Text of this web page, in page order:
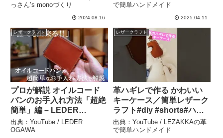
っさん’s monoづくり
っさん’s monoづくり
2024.08.16
メイド #shorts –
LEZAKKAの革で簡単ハン
で簡単ハンドメイド
2025.04.11
レザークラフト
プロが解説 オイルコード
バンのお手入れ方法「超絶
簡単」編 – LEDER
OGAWA
出典：YouTube / LEDER
OGAWA
レザークラフト
革ハギレで作る かわいい
キーケース／簡単レザーク
ラフト#diy #shorts#ハン
ドメイド – LEZAKKAの革
で簡単ハンドメイド
出典：YouTube / LEZAKKAの革
で簡単ハンドメイド